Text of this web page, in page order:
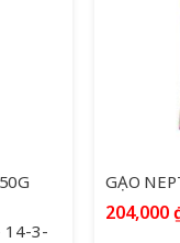
14-3-
GẠO
204,000